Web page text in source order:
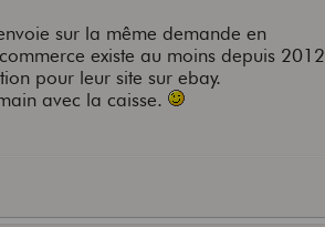
sur la même demande en
existe au moins depuis 2012
pour leur site sur ebay.
avec la caisse.